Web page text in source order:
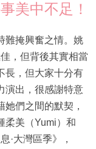
美中不足！
難掩興奮之情。姚
，但背後其實相當
長，但大家十分有
演出，很感謝特意
們之間的默契，
柔美（Yumi）和
·大灣區季》，